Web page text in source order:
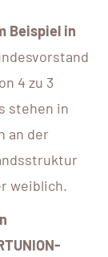
Beispiel in
4 zu 3
stehen in
an der
weiblich.